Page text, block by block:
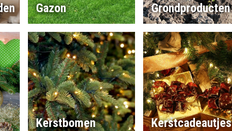
Gazon Grondproducten
Kerstbomen Kerstcadeautjes